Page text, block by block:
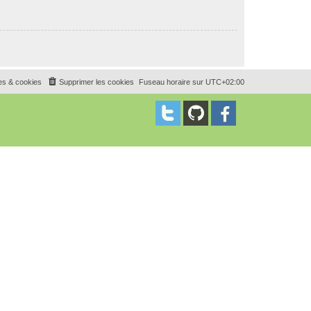
Fuseau horaire sur UTC+02:00
Supprimer les cookies
& cookies